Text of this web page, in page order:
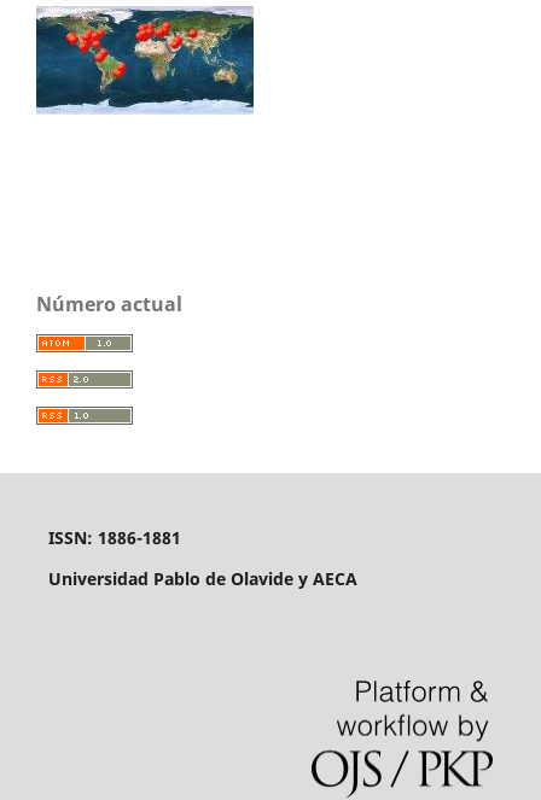
Número actual
ISSN: 1886-1881
Universidad Pablo de Olavide y AECA